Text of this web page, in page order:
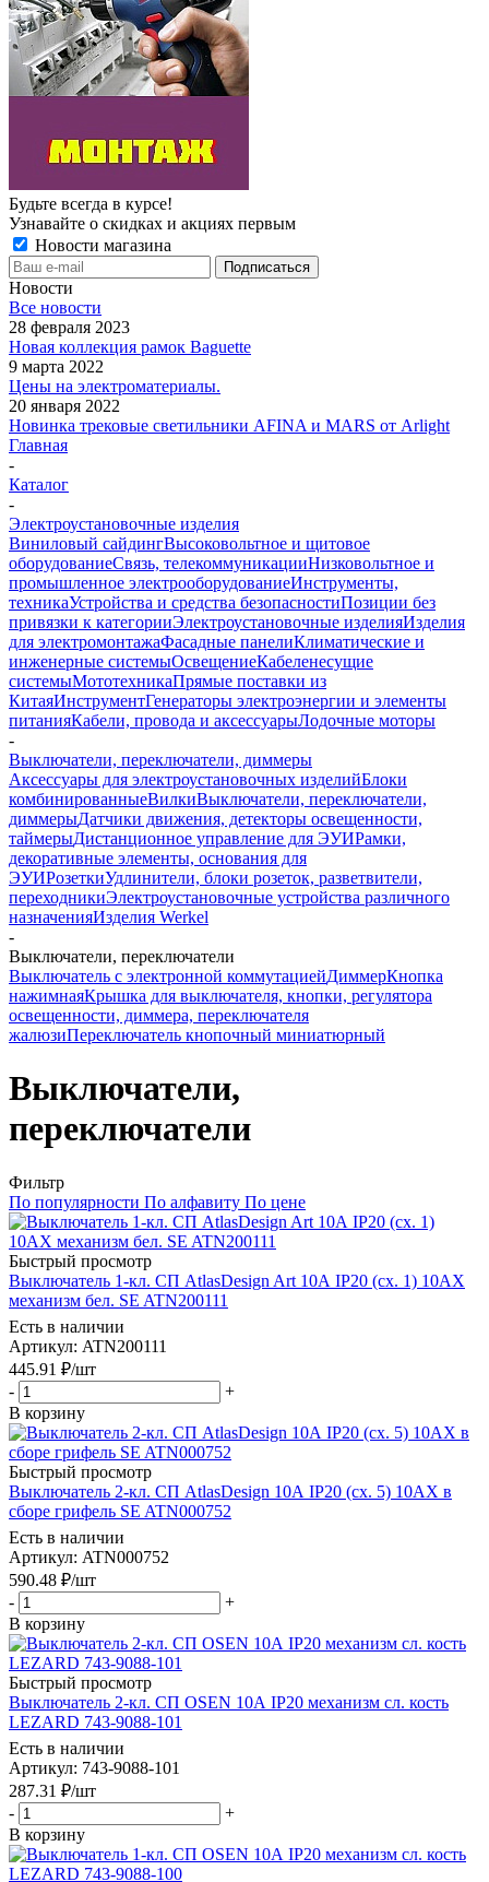
Будьте всегда в курсе!
Узнавайте о скидках и акциях первым
Новости магазина
Новости
Все новости
28 февраля 2023
Новая коллекция рамок Baguette
9 марта 2022
Цены на электроматериалы.
20 января 2022
Новинка трековые светильники AFINA и MARS от Arlight
Главная
-
Каталог
-
Электроустановочные изделия
Виниловый сайдингВысоковольтное и щитовое
оборудованиеСвязь, телекоммуникацииНизковольтное и
промышленное электрооборудованиеИнструменты,
техникаУстройства и средства безопасностиПозиции без
привязки к категорииЭлектроустановочные изделияИзделия
для электромонтажаФасадные панелиКлиматические и
инженерные системыОсвещениеКабеленесущие
системыМототехникаПрямые поставки из
КитаяИнструментГенераторы электроэнергии и элементы
питанияКабели, провода и аксессуарыЛодочные моторы
-
Выключатели, переключатели, диммеры
Аксессуары для электроустановочных изделийБлоки
комбинированныеВилкиВыключатели, переключатели,
диммерыДатчики движения, детекторы освещенности,
таймерыДистанционное управление для ЭУИРамки,
декоративные элементы, основания для
ЭУИРозеткиУдлинители, блоки розеток, разветвители,
переходникиЭлектроустановочные устройства различного
назначенияИзделия Werkel
-
Выключатели, переключатели
Выключатель с электронной коммутациейДиммерКнопка
нажимнаяКрышка для выключателя, кнопки, регулятора
освещенности, диммера, переключателя
жалюзиПереключатель кнопочный миниатюрный
Выключатели,
переключатели
Фильтр
По популярности По алфавиту По цене
Быстрый просмотр
Выключатель 1-кл. СП AtlasDesign Art 10А IP20 (сх. 1) 10AX
механизм бел. SE ATN200111
Есть в наличии
Артикул: ATN200111
445.91 ₽/шт
-
+
В корзину
Быстрый просмотр
Выключатель 2-кл. СП AtlasDesign 10А IP20 (сх. 5) 10AX в
сборе грифель SE ATN000752
Есть в наличии
Артикул: ATN000752
590.48 ₽/шт
-
+
В корзину
Быстрый просмотр
Выключатель 2-кл. СП OSEN 10А IP20 механизм сл. кость
LEZARD 743-9088-101
Есть в наличии
Артикул: 743-9088-101
287.31 ₽/шт
-
+
В корзину